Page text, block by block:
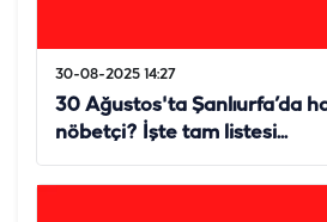
30-08-2025 14:27
30 Ağustos'ta Şanlıurfa’da
nöbetçi? İşte tam listesi...